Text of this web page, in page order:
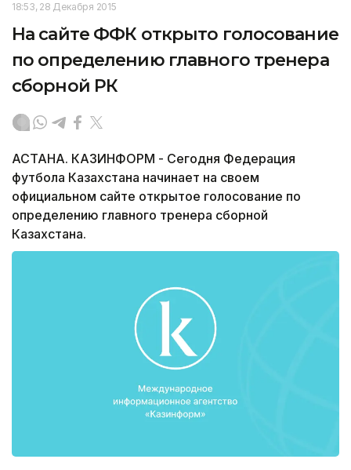
18:53, 28 Декабря 2015
На сайте ФФК открыто голосование
по определению главного тренера
сборной РК
АСТАНА. КАЗИНФОРМ - Сегодня Федерация
футбола Казахстана начинает на своем
официальном сайте открытое голосование по
определению главного тренера сборной
Казахстана.